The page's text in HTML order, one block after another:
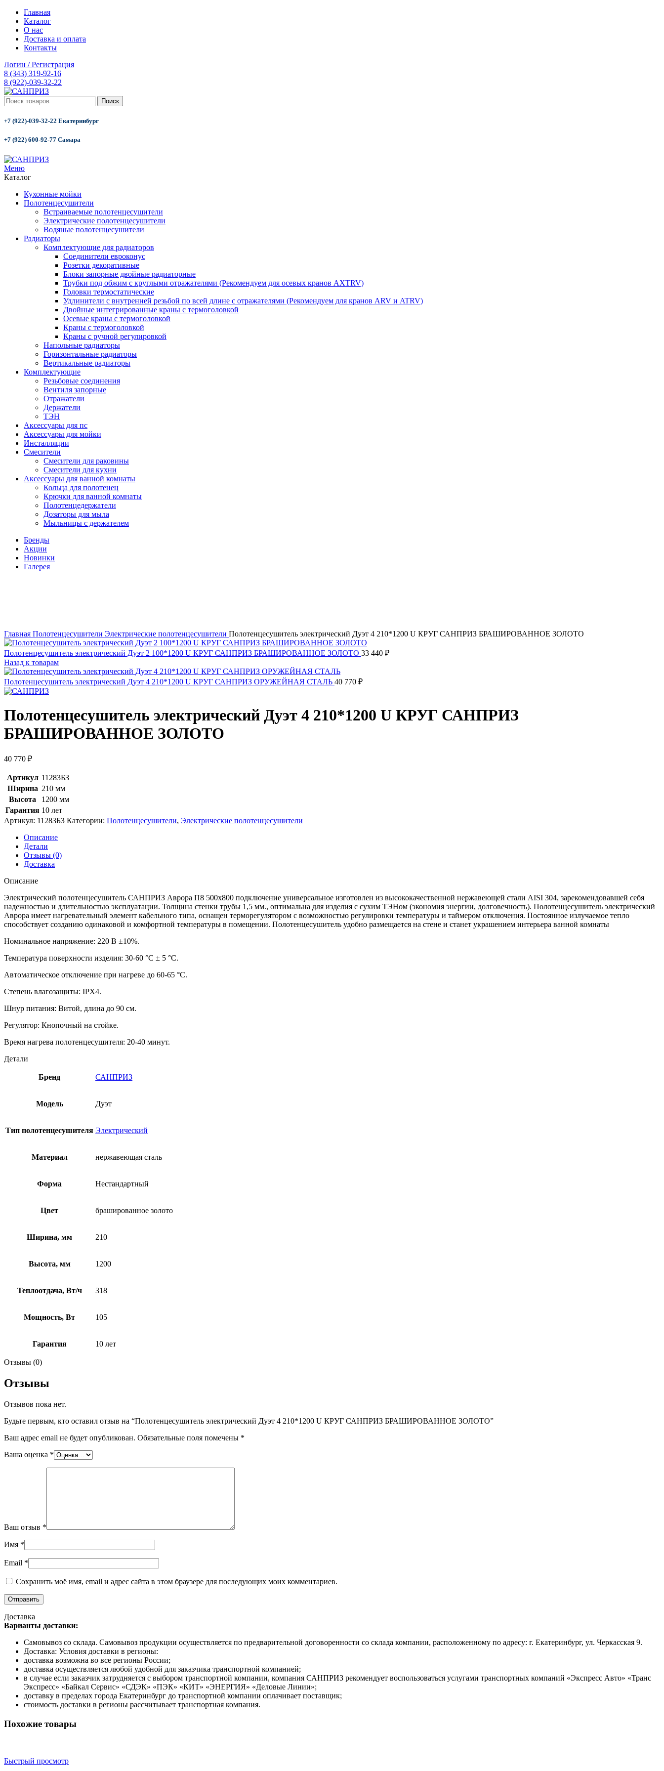
Главная
Каталог
О нас
Доставка и оплата
Контакты
Логин / Регистрация
8 (343) 319-92-16
8 (922)-039-32-22
Поиск
+7 (922)-039-32-22 Екатеринбург
+7 (922) 600-92-77 Самара
Меню
Каталог
Кухонные мойки
Полотенцесушители
Встраиваемые полотенцесушители
Электрические полотенцесушители
Водяные полотенцесушители
Радиаторы
Комплектующие для радиаторов
Соединители евроконус
Розетки декоративные
Блоки запорные двойные радиаторные
Трубки под обжим с круглыми отражателями (Рекомендуем для осевых кранов AXTRV)
Головки термостатические
Удлинители с внутренней резьбой по всей длине с отражателями (Рекомендуем для кранов ARV и ATRV)
Двойные интегрированные краны с термоголовкой
Осевые краны с термоголовкой
Краны с термоголовкой
Краны с ручной регулировкой
Напольные радиаторы
Горизонтальные радиаторы
Вертикальные радиаторы
Комплектующие
Резьбовые соединения
Вентиля запорные
Отражатели
Держатели
ТЭН
Аксессуары для пс
Аксессуары для мойки
Инсталляции
Смесители
Смесители для раковины
Смесители для кухни
Аксессуары для ванной комнаты
Кольца для полотенец
Крючки для ванной комнаты
Полотенцедержатели
Дозаторы для мыла
Мыльницы с держателем
Бренды
Акции
Новинки
Галерея
Главная Полотенцесушители Электрические полотенцесушители Полотенцесушитель электрический Дуэт 4 210*1200 U КРУГ САНПРИЗ БРАШИРОВАННОЕ ЗОЛОТО
Полотенцесушитель электрический Дуэт 2 100*1200 U КРУГ САНПРИЗ БРАШИРОВАННОЕ ЗОЛОТО 33 440 ₽
Назад к товарам
Полотенцесушитель электрический Дуэт 4 210*1200 U КРУГ САНПРИЗ ОРУЖЕЙНАЯ СТАЛЬ 40 770 ₽
Полотенцесушитель электрический Дуэт 4 210*1200 U КРУГ САНПРИЗ
БРАШИРОВАННОЕ ЗОЛОТО
40 770 ₽
Артикул 11283БЗ
Ширина 210 мм
Высота
1200 мм
Гарантия 10 лет
Артикул: 11283БЗ Категории: Полотенцесушители, Электрические полотенцесушители
Описание
Детали
Отзывы (0)
Доставка
Описание
Электрический полотенцесушитель САНПРИЗ Аврора П8 500х800 подключение универсальное изготовлен из высококачественной нержавеющей стали AISI 304, зарекомендовавшей себя
надежностью и длительностью эксплуатации. Толщина стенки трубы 1,5 мм., оптимальна для изделия с сухим ТЭНом (экономия энергии, долговечность). Полотенцесушитель электрический
Аврора имеет нагревательный элемент кабельного типа, оснащен терморегулятором с возможностью регулировки температуры и таймером отключения. Постоянное излучаемое тепло
способствует созданию одинаковой и комфортной температуры в помещении. Полотенцесушитель удобно размещается на стене и станет украшением интерьера ванной комнаты
Номинальное напряжение: 220 В ±10%.
Температура поверхности изделия: 30-60 °С ± 5 °С.
Автоматическое отключение при нагреве до 60-65 °С.
Степень влагозащиты: IPX4.
Шнур питания: Витой, длина до 90 см.
Регулятор: Кнопочный на стойке.
Время нагрева полотенцесушителя: 20-40 минут.
Детали
Бренд САНПРИЗ
Модель Дуэт
Тип полотенцесушителя Электрический
Материал нержавеющая сталь
Форма Нестандартный
Цвет брашированное золото
Ширина, мм 210
Высота, мм 1200
Теплоотдача, Вт/ч 318
Мощность, Вт 105
Гарантия 10 лет
Отзывы (0)
Отзывы
Отзывов пока нет.
Будьте первым, кто оставил отзыв на “Полотенцесушитель электрический Дуэт 4 210*1200 U КРУГ САНПРИЗ БРАШИРОВАННОЕ ЗОЛОТО”
Ваш адрес email не будет опубликован. Обязательные поля помечены *
Ваша оценка *
Ваш отзыв *
Имя *
Email *
Сохранить моё имя, email и адрес сайта в этом браузере для последующих моих комментариев.
Доставка
Варианты доставки:
Самовывоз со склада. Самовывоз продукции осуществляется по предварительной договоренности со склада компании, расположенному по адресу: г. Екатеринбург, ул. Черкасская 9.
Доставка: Условия доставки в регионы:
доставка возможна во все регионы России;
доставка осуществляется любой удобной для заказчика транспортной компанией;
в случае если заказчик затрудняется с выбором транспортной компании, компания САНПРИЗ рекомендует воспользоваться услугами транспортных компаний «Экспресс Авто» «Транс
Экспресс» «Байкал Сервис» «СДЭК» «ПЭК» «КИТ» «ЭНЕРГИЯ» «Деловые Линии»;
доставку в пределах города Екатеринбург до транспортной компании оплачивает поставщик;
стоимость доставки в регионы рассчитывает транспортная компания.
Похожие товары
Быстрый просмотр